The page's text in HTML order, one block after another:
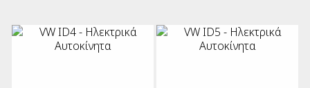
Ηλεκτρικά Αυτοκίνητα